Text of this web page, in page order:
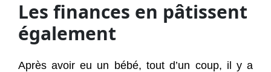
Les finances en pâtissent
également
Après avoir eu un bébé, tout d’un coup, il y a